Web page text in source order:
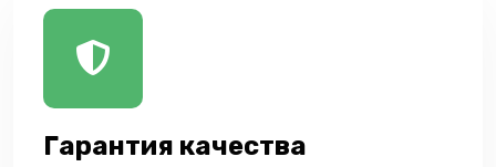
Гарантия качества